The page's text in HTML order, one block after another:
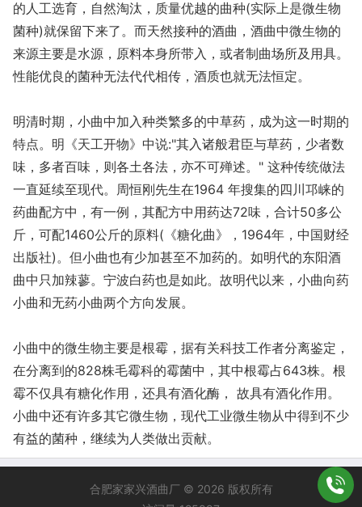
的人工选育，自然淘汰，质量优越的曲种(实际上是微生物
菌种)就保留下来了。而天然接种的酒曲，酒曲中微生物的
来源主要是水源，原料本身所带入，或者制曲场所及用具。
性能优良的菌种无法代代相传，酒质也就无法恒定。
明清时期，小曲中加入种类繁多的中草药，成为这一时期的
特点。明《天工开物》中说:"其入诸般君臣与草药，少者数
味，多者百味，则各土各法，亦不可殚述。" 这种传统做法
一直延续至现代。周恒刚先生在1964 年搜集的四川邛崃的
药曲配方中，有一例，其配方中用药达72味，合计50多公
斤，可配1460公斤的原料(《糖化曲》，1964年，中国财经
出版社)。但小曲也有少加甚至不加药的。如明代的东阳酒
曲中只加辣蓼。宁波白药也是如此。故明代以来，小曲向药
小曲和无药小曲两个方向发展。
小曲中的微生物主要是根霉，据有关科技工作者分离鉴定，
在分离到的828株毛霉科的霉菌中，其中根霉占643株。根
霉不仅具有糖化作用，还具有酒化酶， 故具有酒化作用。
小曲中还有许多其它微生物，现代工业微生物从中得到不少
有益的菌种，继续为人类做出贡献。
合肥家家兴酒曲厂 © 2026 版权所有